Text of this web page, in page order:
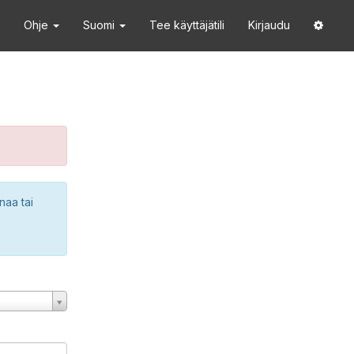
Ohje Suomi Tee käyttäjätili Kirjaudu
tai